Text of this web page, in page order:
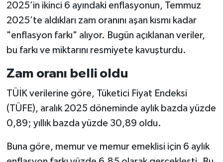
2025’in ikinci 6 ayındaki enflasyonun, Temmuz
2025’te aldıkları zam oranını aşan kısmı kadar
"enflasyon farkı" alıyor. Bugün açıklanan veriler,
bu farkı ve miktarını resmiyete kavuşturdu.
Zam oranı belli oldu
TÜİK verilerine göre, Tüketici Fiyat Endeksi
(TÜFE), aralık 2025 döneminde aylık bazda yüzde
0,89; yıllık bazda yüzde 30,89 oldu.
Buna göre, memur ve memur emeklisi için 6 aylık